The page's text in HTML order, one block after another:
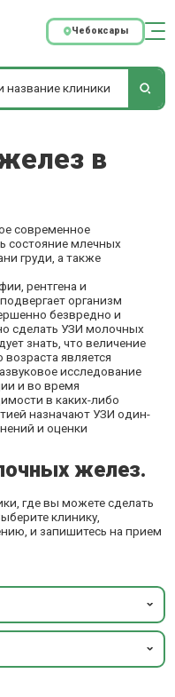
Чебоксары
в
современное
состояние млечных
груди, а также
рентгена и
организм
безвредно и
сделать УЗИ молочных
знать, что величение
является
исследование
и во время
в каких-либо
назначают УЗИ один-
и оценки
желез.
где вы можете сделать
клинику,
и запишитесь на прием